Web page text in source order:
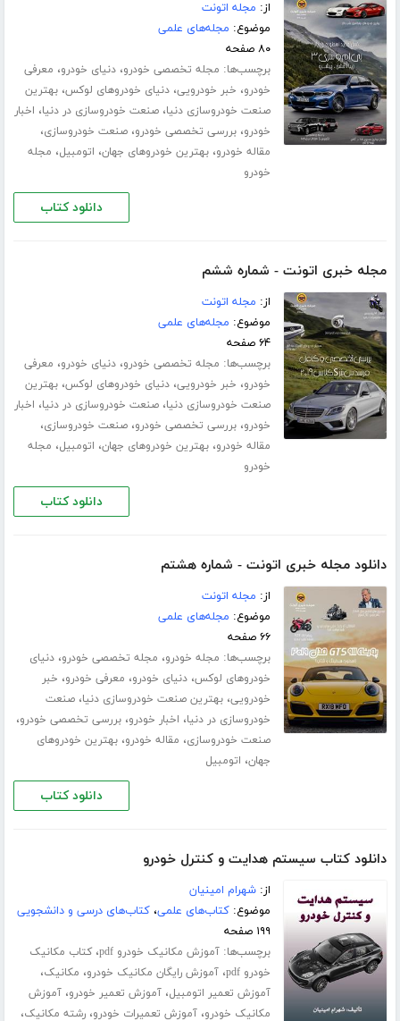
از: مجله اتونت
موضوع: مجله‌های علمی
۸۰ صفحه
برچسب‌ها: مجله تخصصی خودرو،دنیای خودرو، معرفی
خودرو، خبر خودرویی،دنیای خودروهای لوکس،بهترین
صنعت خودروسازی دنیا،صنعت خودروسازی در دنیا، اخبار
خودرو،بررسی تخصصی خودرو،صنعت خودروسازی،
مقاله خودرو،بهترین خودروهای جهان، اتومبیل، مجله
خودرو
دانلود کتاب
مجله خبری اتونت - شماره ششم
از: مجله اتونت
موضوع: مجله‌های علمی
۶۴ صفحه
برچسب‌ها: مجله تخصصی خودرو،دنیای خودرو، معرفی
خودرو، خبر خودرویی،دنیای خودروهای لوکس،بهترین
صنعت خودروسازی دنیا،صنعت خودروسازی در دنیا، اخبار
خودرو،بررسی تخصصی خودرو،صنعت خودروسازی،
مقاله خودرو،بهترین خودروهای جهان، اتومبیل، مجله
خودرو
دانلود کتاب
دانلود مجله خبری اتونت - شماره هشتم
از: مجله اتونت
موضوع: مجله‌های علمی
۶۶ صفحه
برچسب‌ها: مجله خودرو، مجله تخصصی خودرو،دنیای
خودروهای لوکس،دنیای خودرو، معرفی خودرو، خبر
خودرویی،بهترین صنعت خودروسازی دنیا،صنعت
خودروسازی در دنیا، اخبار خودرو،بررسی تخصصی خودرو،
صنعت خودروسازی، مقاله خودرو،بهترین خودروهای
جهان، اتومبیل
دانلود کتاب
دانلود کتاب سیستم هدایت و کنترل خودرو
از:شهرام امینیان
موضوع:کتاب‌های علمی،کتاب‌های درسی و دانشجویی
۱۹۹ صفحه
برچسب‌ها:آموزش مکانیک خودرو pdf ،کتاب مکانیک
خودرو pdf
،آموزش رایگان مکانیک خودرو، مکانیک،
آموزش تعمیر اتومبیل،آموزش تعمیر خودرو،آموزش
مکانیک خودرو،آموزش تعمیرات خودرو،رشته مکانیک،